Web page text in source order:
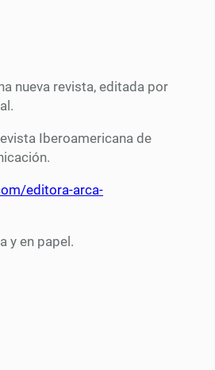
nueva revista, editada por
Iberoamericana de
editora-arca-
y en papel.